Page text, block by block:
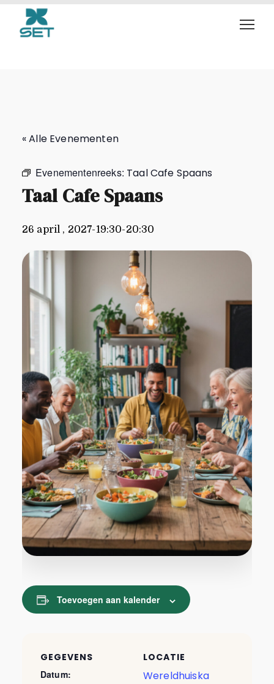
Taal Cafe Spaans
« Alle Evenementen
Evenementenreeks: Taal Cafe Spaans
Taal Cafe Spaans
26 april , 2027-19:30-20:30
Toevoegen aan kalender
GEGEVENS
Datum:
LOCATIE
Wereldhuiska